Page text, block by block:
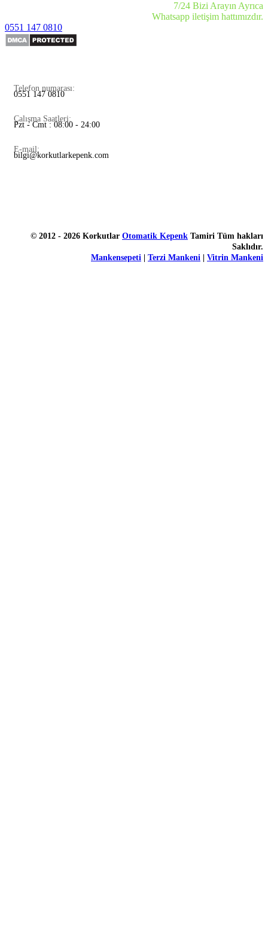
7/24 Bizi Arayın Ayrıca
Whatsapp iletişim hattımızdır.
0551 147 0810
Telefon numarası:
0551 147 0810
Çalışma Saatleri:
Pzt - Cmt : 08:00 - 24:00
E-mail:
bilgi@korkutlarkepenk.com
© 2012 - 2026 Korkutlar Otomatik Kepenk Tamiri Tüm hakları
Saklıdır.
Mankensepeti
Terzi Mankeni Vitrin Mankeni